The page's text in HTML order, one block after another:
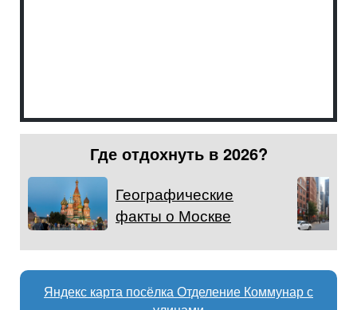
Где отдохнуть в 2026?
Географические
факты о Москве
Яндекс карта посёлка Отделение Коммунар с